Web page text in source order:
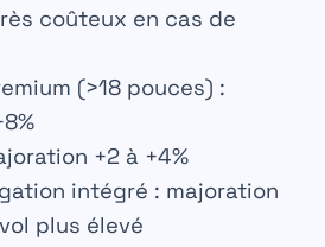
coûteux en cas de
(>18 pouces) :
+2 à +4%
intégré : majoration
plus élevé